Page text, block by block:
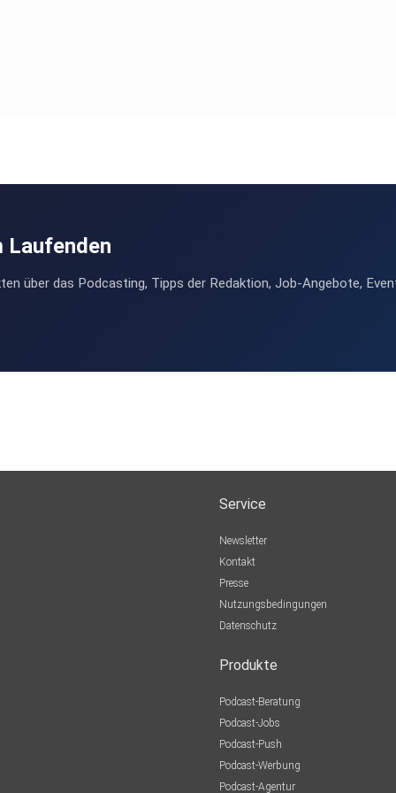
Laufenden
über das Podcasting, Tipps der Redaktion, Job-Angebote,
Service
Newsletter
Kontakt
Presse
Nutzungsbedingungen
Datenschutz
Produkte
Podcast-Beratung
Podcast-Jobs
Podcast-Push
Podcast-Werbung
Podcast-Agentur